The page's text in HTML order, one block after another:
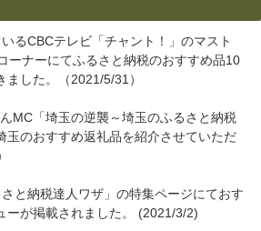
るCBCテレビ「チャント！」のマスト
ーナーにてふるさと納税のおすすめ品10
した。（2021/5/31）
MC「埼玉の逆襲～埼玉のふるさと納税
玉のおすすめ返礼品を紹介させていただ
と納税達人ワザ」の特集ページにておす
ーが掲載されました。 (2021/3/2)